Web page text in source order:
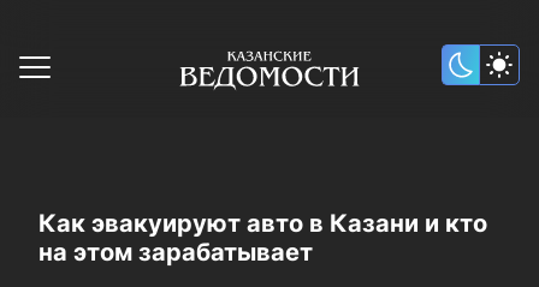
Как эвакуируют авто в Казани и кто
на этом зарабатывает